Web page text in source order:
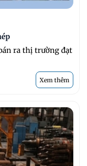
ra thị trường đạt
Xem thêm